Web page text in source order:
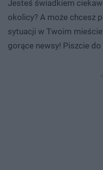
Jesteś świadkiem
okolicy? A może chcesz
sytuacji w Twoim
gorące newsy! Piszcie do